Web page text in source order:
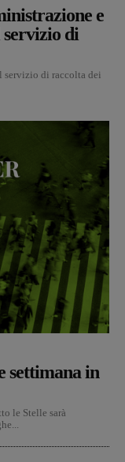
e
di
di raccolta dei
settimana in
le Stelle sarà